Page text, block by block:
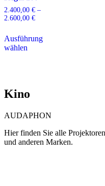
2.400,00 € –
2.600,00 €
2.600,00 €
Ausführung
wählen
Produktseite
gewählt
Kino
AUDAPHON
Hier finden Sie alle
und anderen Marken.